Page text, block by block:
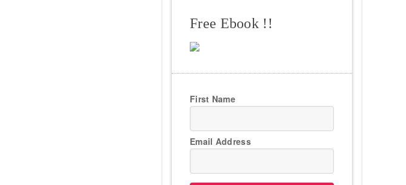
Free Ebook !!
First Name
Email Address